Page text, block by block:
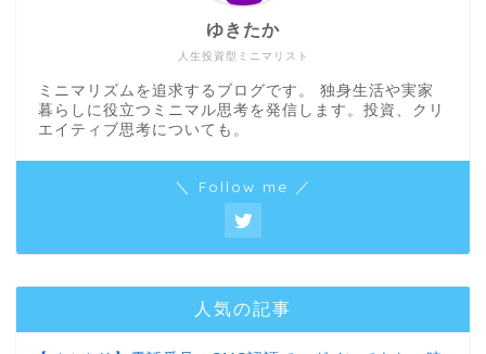
人生投資型ミニマリスト
ゆきたか
ミニマリズムを追求するブログです。 独身生活や実家
暮らしに役立つミニマル思考を発信します。投資、クリ
エイティブ思考についても。
＼ Follow me ／
人気の記事